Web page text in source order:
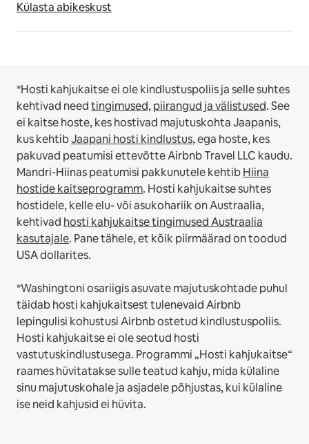
Külasta abikeskust
*Hosti kahjukaitse ei ole kindlustuspoliis ja selle suhtes
kehtivad needtingimused, piirangud ja välistused.See
ei kaitse hoste, kes hostivad majutuskohta Jaapanis,
kus kehtibJaapani hosti kindlustus, ega hoste, kes
pakuvad peatumisi ettevõtte Airbnb Travel LLC kaudu.
Mandri-Hiinas peatumisi pakkunutele kehtibHiina
hostide kaitseprogramm. Hosti kahjukaitse suhtes
hostidele, kelle elu- või asukohariik on Austraalia,
kehtivad hosti kahjukaitse tingimused Austraalia
kasutajale. Pane tähele, et kõik piirmäärad on toodud
USA dollarites.
*Washingtoni osariigis asuvate majutuskohtade puhul
täidab hosti kahjukaitsest tulenevaid Airbnb
lepingulisi kohustusi Airbnb ostetud kindlustuspoliis.
Hosti kahjukaitse ei ole seotud hosti
vastutuskindlustusega. Programmi „Hosti kahjukaitse“
raames hüvitatakse sulle teatud kahju, mida külaline
sinu majutuskohale ja asjadele põhjustas, kui külaline
ise neid kahjusid ei hüvita.